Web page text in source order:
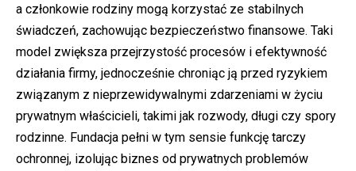
a członkowie rodziny mogą korzystać ze stabilnych
świadczeń, zachowując bezpieczeństwo finansowe. Taki
model zwiększa przejrzystość procesów i efektywność
działania firmy, jednocześnie chroniąc ją przed ryzykiem
związanym z nieprzewidywalnymi zdarzeniami w życiu
prywatnym właścicieli, takimi jak rozwody, długi czy spory
rodzinne. Fundacja pełni w tym sensie funkcję tarczy
ochronnej, izolując biznes od prywatnych problemów